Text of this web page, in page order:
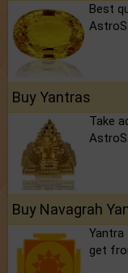
Best
Buy Yantras
Take
Buy Navagrah
Yantra
get